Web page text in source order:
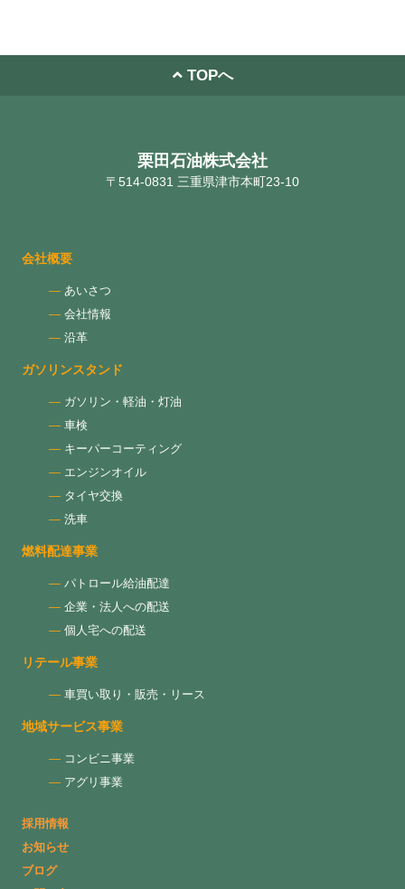
TOPへ
栗田石油株式会社
〒514-0831 三重県津市本町23-10
会社概要
あいさつ
会社情報
沿革
ガソリンスタンド
ガソリン・軽油・灯油
車検
キーパーコーティング
エンジンオイル
タイヤ交換
洗車
燃料配達事業
パトロール給油配達
企業・法人への配送
個人宅への配送
リテール事業
車買い取り・販売・リース
地域サービス事業
コンビニ事業
アグリ事業
採用情報
お知らせ
ブログ